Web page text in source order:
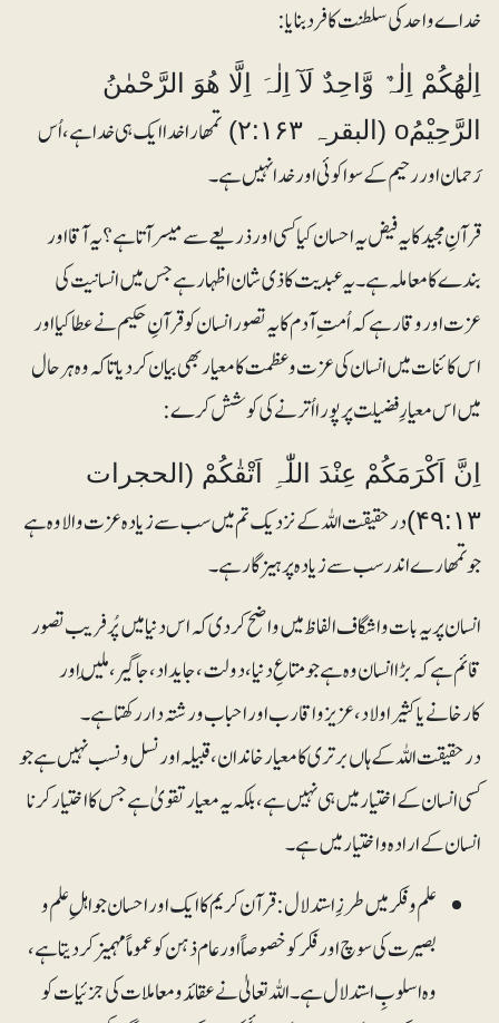
خداے واحد کی سلطنت کا فرد بنایا:
اِلٰھُکُمْ اِلٰہٌ وَّاحِدٌ لَآ اِلٰہَ اِلَّا ھُوَ الرَّحْمٰنُ
الرَّحِیْمُo (البقرہ ۲:۱۶۳)
تمھارا خدا ایک ہی خدا ہے،اُس
رَحمان اور رحیم کے سوا کوئی اور خدا نہیں ہے۔
قرآنِ مجید کا یہ فیض یہ احسان کیا کسی اور ذریعے سے میسر آتا ہے؟ یہ آقا اور
بندے کا معاملہ ہے۔ یہ عبدیت کا ذی شان اظہار ہے جس میں انسانیت کی
عزت اور وقار ہے کہ اُمت ِ آدم کا یہ تصور انسان کو قرآنِ حکیم نے عطا کیا اور
اس کائنات میں انسان کی عزت و عظمت کا معیار بھی بیان کر دیا تاکہ وہ ہرحال
میں اس معیارِ فضیلت پر پورا اُترنے کی کوشش کرے:
اِنَّ اَکْرَمَکُمْ عِنْدَ اللّٰہِ اَتْقٰکُمْ (الحجرات
۴۹:۱۳) درحقیقت اللہ کے نزدیک تم میں سب سے زیادہ عزت والا وہ ہے
جو تمھارے اندر سب سے زیادہ پرہیزگار ہے۔
انسان پر یہ بات واشگاف الفاظ میں واضح کر دی کہ اس دنیا میں پُرفریب تصور
قائم ہے کہ بڑا انسان وہ ہے جو متاعِ دنیا، دولت، جایداد، جاگیر، مِلیں اور
کارخانے یا کثیر اولاد، عزیز و اقارب اور احباب و رشتہ دار رکھتا ہے۔
درحقیقت اللہ کے ہاں برتری کا معیار خاندان، قبیلہ اور نسل و نسب نہیں ہے جو
کسی انسان کے اختیار میں ہی نہیں ہے، بلکہ یہ معیار تقویٰ ہے جس کا اختیار کرنا
انسان کے ارادہ و اختیار میں ہے۔
علم و فکر میں طرزِ استدلال:قرآن کریم کا ایک اور احسان جو اہلِ علم و
بصیرت کی سوچ اور فکر کو خصوصاً اور عام ذہن کو عموماً مہمیز کردیتا ہے،
وہ اسلوبِ استدلال ہے۔ اللہ تعالیٰ نے عقائد و معاملات کی جزئیات کو